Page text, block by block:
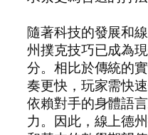
隨著科技的發展和
州撲克技巧已成為
分。相比於傳統的
奏更快，玩家需快
依賴對手的身體語
力。因此，線上德